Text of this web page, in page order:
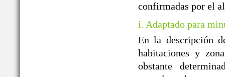
confirmadas por el
i. Adaptado para
En la descripción
habitaciones y
obstante